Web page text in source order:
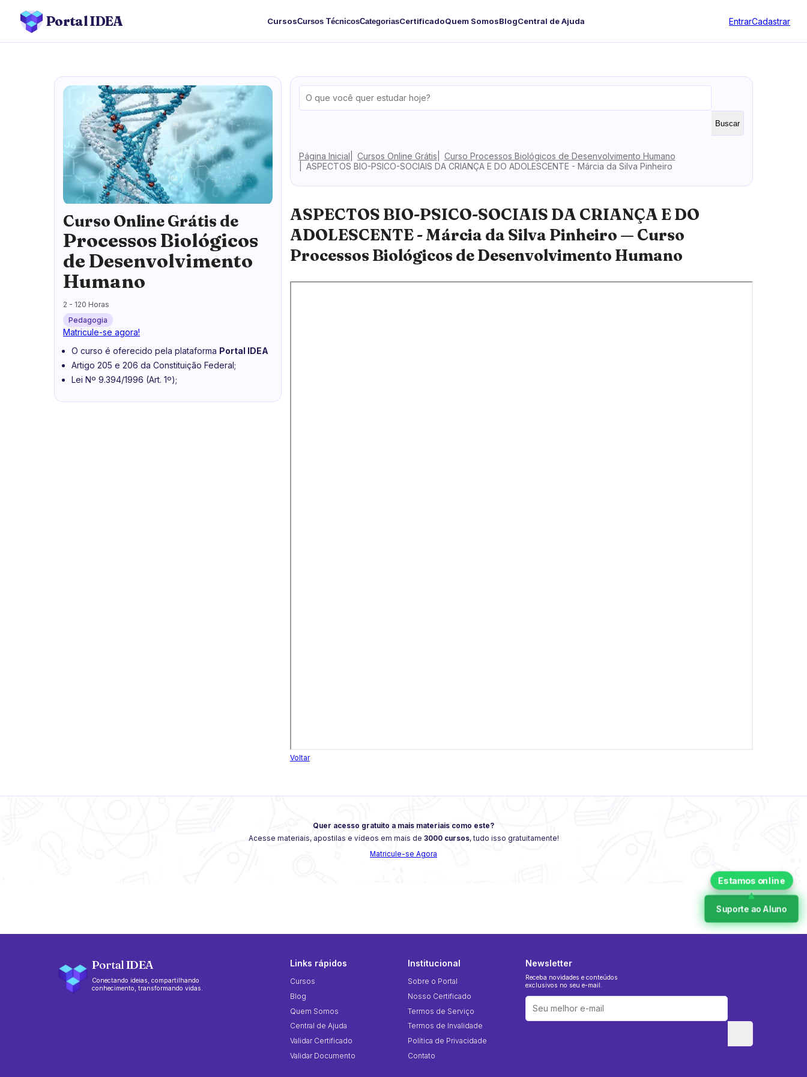
Portal IDEA CursosCursos TécnicosCategoriasCertificadoQuem SomosBlogCentral de Ajuda EntrarCadastrar
Curso Online Grátis de
Processos Biológicos
de Desenvolvimento
Humano
2 - 120 Horas
Pedagogia
Matricule-se agora!
O curso é oferecido pela plataforma Portal IDEA
Artigo 205 e 206 da Constituição Federal;
Lei Nº 9.394/1996 (Art. 1º);
Buscar
Página Inicial Cursos Online Grátis
Curso Processos Biológicos de Desenvolvimento Humano
ASPECTOS BIO-PSICO-SOCIAIS DA CRIANÇA E DO ADOLESCENTE - Márcia da Silva Pinheiro
ASPECTOS BIO-PSICO-SOCIAIS DA CRIANÇA E DO
ADOLESCENTE - Márcia da Silva Pinheiro — Curso
Processos Biológicos de Desenvolvimento Humano
Voltar
Quer acesso gratuito a mais materiais como este?
Acesse materiais, apostilas e vídeos em mais de 3000 cursos, tudo isso gratuitamente!
Matricule-se Agora
Suporte ao Aluno
Portal IDEA
Conectando ideias, compartilhando
conhecimento, transformando vidas.
Links rápidos
Cursos
Blog
Quem Somos
Central de Ajuda
Validar Certificado
Validar Documento
Institucional
Sobre o Portal
Nosso Certificado
Termos de Serviço
Termos de Invalidade
Política de Privacidade
Contato
Newsletter
Receba novidades e conteúdos
exclusivos no seu e-mail.